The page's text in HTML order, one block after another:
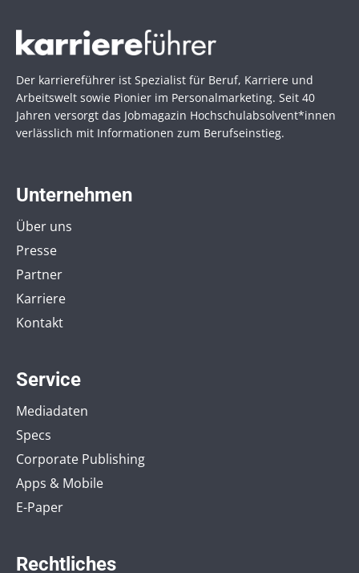
Der karriereführer ist Spezialist für Beruf, Karriere und
Arbeitswelt sowie Pionier im Personal­marketing. Seit 40
Jahren versorgt das Jobmagazin Hochschul­absolvent*innen
verlässlich mit Informationen zum Berufseinstieg.
Unternehmen
Über uns
Presse
Partner
Karriere
Kontakt
Service
Mediadaten
Specs
Corporate Publishing
Apps & Mobile
E-Paper
Rechtliches